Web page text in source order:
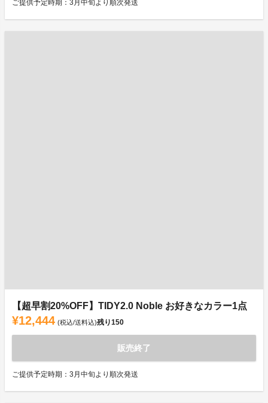
ご提供予定時期：3月中旬より順次発送
【超早割20%OFF】TIDY2.0 Noble お好きなカラー1点
¥12,444 (税込/送料込)残り150
販売終了
ご提供予定時期：3月中旬より順次発送